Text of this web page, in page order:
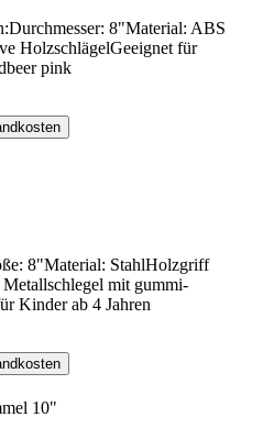
8"Material: ABS
HolzschlägelGeeignet für
pink
8"Material: StahlHolzgriff
mit gummi-
Kinder ab 4 Jahren